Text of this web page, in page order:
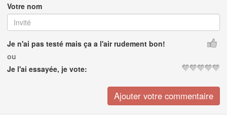
Votre nom
Je n'ai pas testé mais ça a l'air rudement bon!
ou
Je l'ai essayée, je vote: